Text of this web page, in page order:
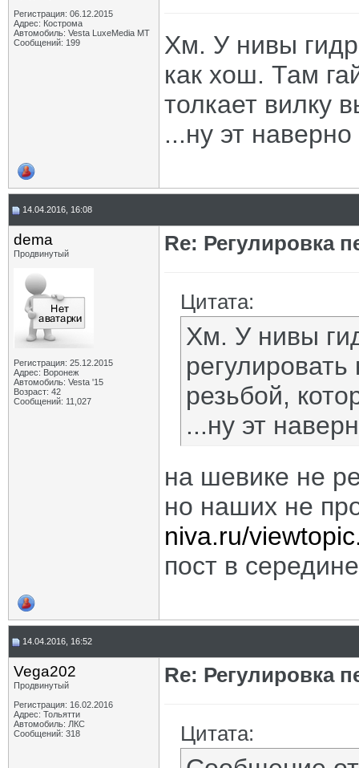
Регистрация: 06.12.2015
Адрес: Кострома
Автомобиль: Vesta LuxeMedia MT
Сообщений: 199
Хм. У нивы
как хош. Там
толкает вилку
...ну эт
14.04.2016, 16:08
dema
Продвинутый
Регистрация: 25.12.2015
Адрес: Воронеж
Автомобиль: Vesta '15
Возраст: 42
Сообщений: 11,027
Re: Регулировка
Цитата:
Хм. У нивы
резьбой,
...ну эт
на шевике не
но наших не
niva.ru/
пост в
14.04.2016, 16:52
Vega202
Продвинутый
Регистрация: 16.02.2016
Адрес: Тольятти
Автомобиль: ЛКС
Сообщений: 318
Re: Регулировка
Цитата: